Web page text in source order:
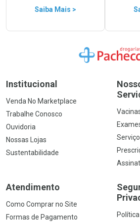
Saiba Mais >
Ir para a Home
Institucional
Venda No Marketplace
Trabalhe Conosco
Ouvidoria
Nossas Lojas
Sustentabilidade
Atendimento
Como Comprar no Site
Formas de Pagamento